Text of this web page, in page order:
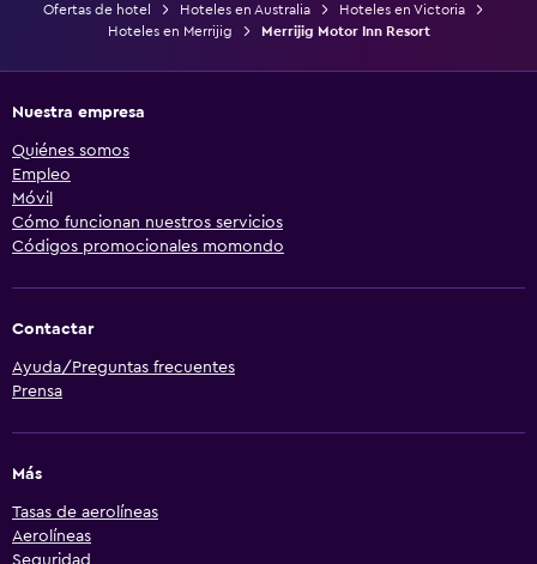
Ofertas de hotel Hoteles en Australia
Hoteles en Victoria
Hoteles en Merrijig
Merrijig Motor Inn Resort
Nuestra empresa
Quiénes somos
Empleo
Móvil
Cómo funcionan nuestros servicios
Códigos promocionales momondo
Contactar
Ayuda/Preguntas frecuentes
Prensa
Más
Tasas de aerolíneas
Aerolíneas
Seguridad